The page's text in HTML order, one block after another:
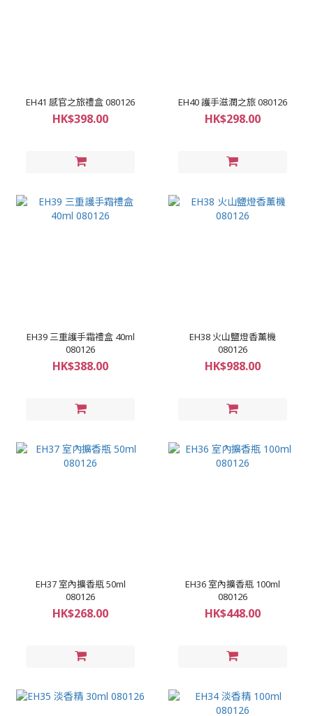
EH41 感官之旅禮盒 080126
HK$398.00
EH40 護手滋潤之旅 080126
HK$298.00
EH39 三重護手霜禮盒 40ml
080126
HK$388.00
EH38 火山鹽燈香薰機
080126
HK$988.00
EH37 室內擴香瓶 50ml
080126
HK$268.00
EH36 室內擴香瓶 100ml
080126
HK$448.00